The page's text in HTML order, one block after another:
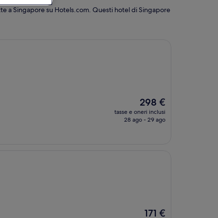
a Singapore su Hotels.com. Questi hotel di Singapore
Il
prezzo
attuale
298 €
tasse e oneri inclusi
28 ago - 29 ago
Il
171 €